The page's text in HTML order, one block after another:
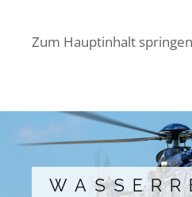
Zum Hauptinhalt springen